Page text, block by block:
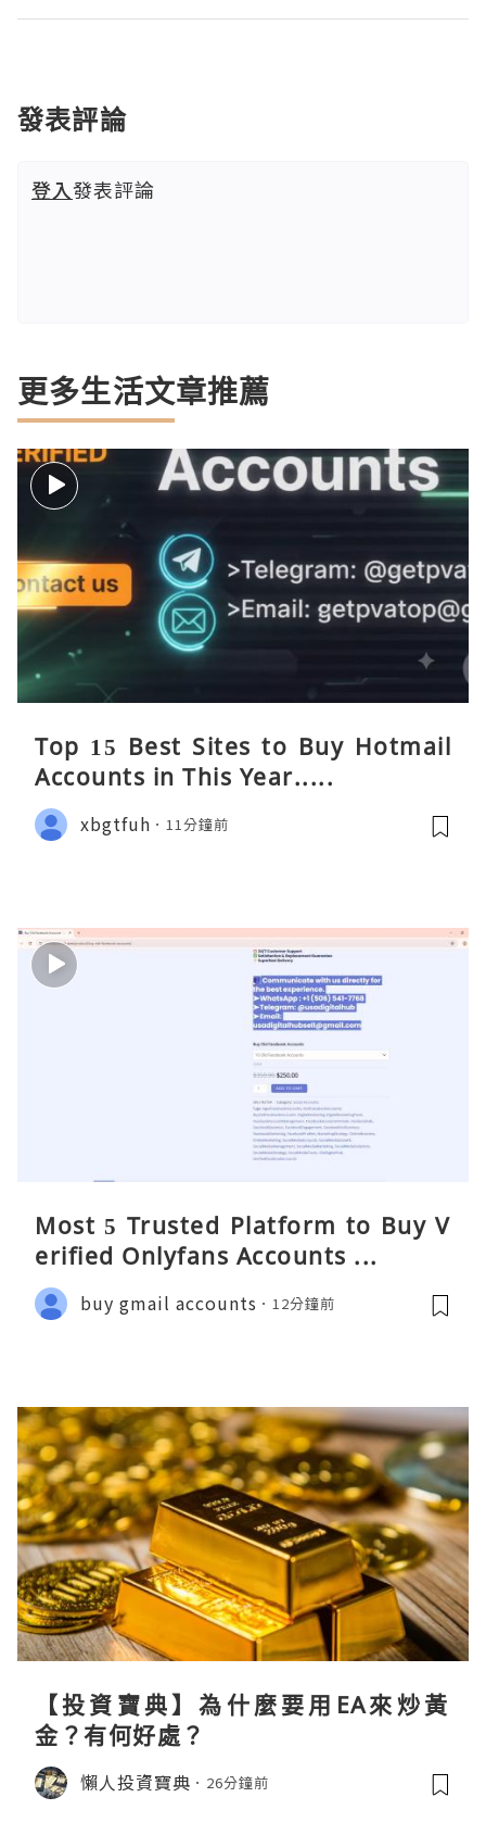
發表評論
登入發表評論
更多生活文章推薦
Top 15 Best Sites to Buy Hotmail
Accounts in This Year.....
xbgtfuh 11分鐘前
Most 5 Trusted Platform to Buy V
erified Onlyfans Accounts ...
buy gmail accounts 12分鐘前
【投資寶典】為什麼要用EA來炒黃
金？有何好處？
懶人投資寶典 26分鐘前